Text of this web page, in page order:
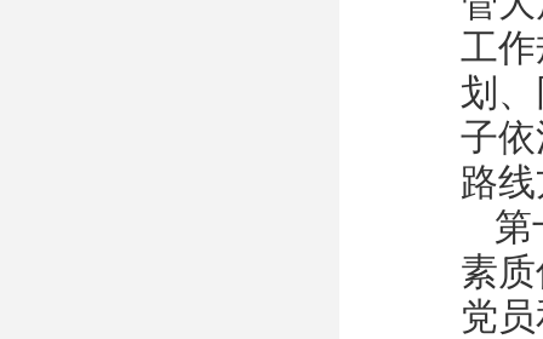
工
划
子
路
第
素
党